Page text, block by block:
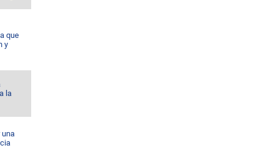
que
y
la
una